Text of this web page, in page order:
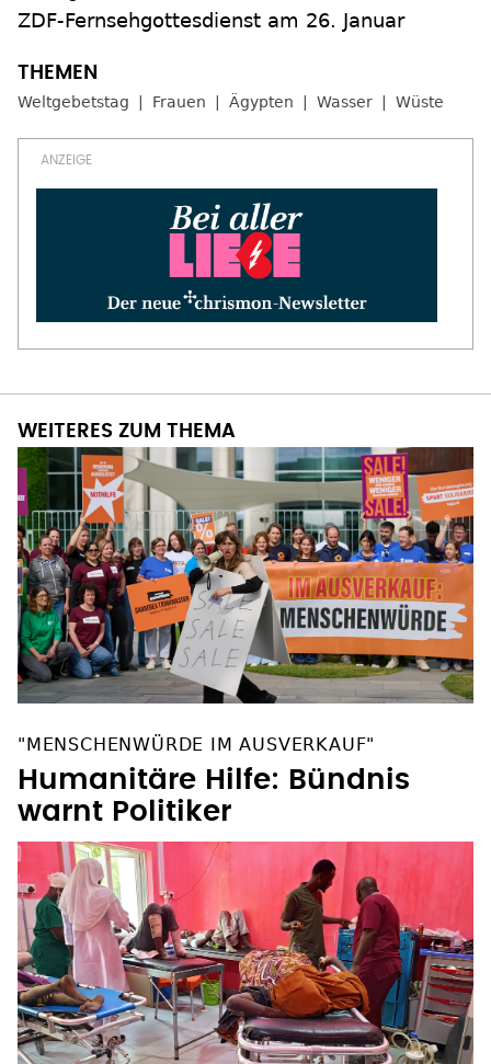
ZDF-Fernsehgottesdienst am 26. Januar
Weltgebetstag Frauen Ägypten Wasser Wüste
WEITERES ZUM THEMA
"MENSCHENWÜRDE IM AUSVERKAUF"
Humanitäre Hilfe: Bündnis
warnt Politiker